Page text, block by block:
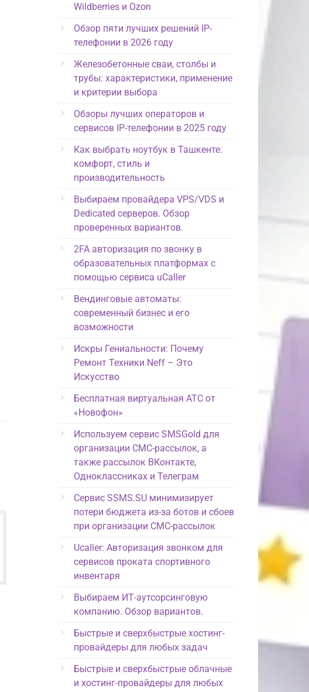
Wildberries и Ozon
Обзор пяти лучших решений IP-
телефонии в 2026 году
Железобетонные сваи, столбы и
трубы: характеристики, применение
и критерии выбора
Обзоры лучших операторов и
сервисов IP-телефонии в 2025 году
Как выбрать ноутбук в Ташкенте:
комфорт, стиль и
производительность
Выбираем провайдера VPS/VDS и
Dedicated серверов. Обзор
проверенных вариантов.
2FA авторизация по звонку в
образовательных платформах с
помощью сервиса uCaller
Вендинговые автоматы:
современный бизнес и его
возможности
Искры Гениальности: Почему
Ремонт Техники Neff – Это
Искусство
Бесплатная виртуальная АТС от
«Новофон»
Используем сервис SMSGold для
организации СМС-рассылок, а
также рассылок ВКонтакте,
Одноклассниках и Телеграм
Сервис SSMS.SU минимизирует
потери бюджета из-за ботов и сбоев
при организации СМС-рассылок
Ucaller: Авторизация звонком для
сервисов проката спортивного
инвентаря
Выбираем ИТ-аутсорсинговую
компанию. Обзор вариантов.
Быстрые и сверхбыстрые хостинг-
провайдеры для любых задач
Быстрые и сверхбыстрые облачные
и хостинг-провайдеры для любых